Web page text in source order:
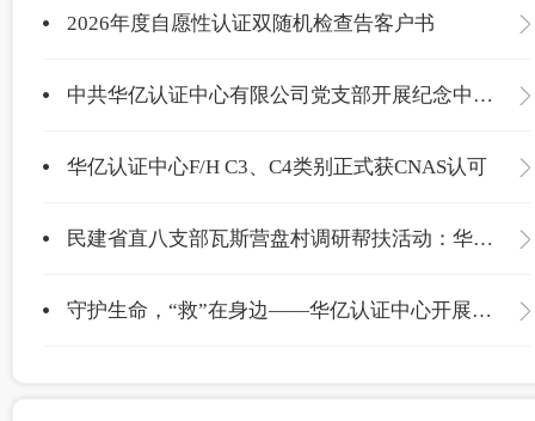
2026年度自愿性认证双随机检查告客户书
中共华亿认证中心有限公司党支部开展纪念中国共产党成立105周年主题党日活动
华亿认证中心F/H C3、C4类别正式获CNAS认可
民建省直八支部瓦斯营盘村调研帮扶活动：华亿认证中心爱心捐赠温暖校园
守护生命，“救”在身边——华亿认证中心开展应急救护专项培训